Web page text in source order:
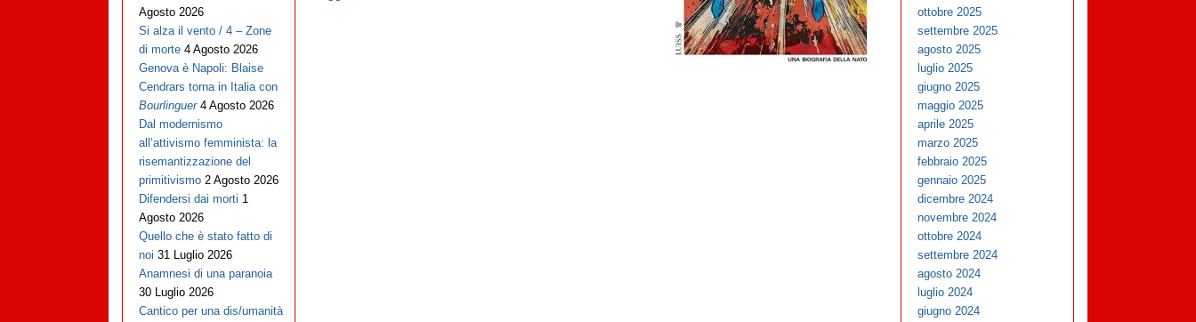
Agosto 2026
Si alza il vento / 4 – Zone
di morte 4 Agosto 2026
Genova è Napoli: Blaise
Cendrars torna in Italia con
Bourlinguer 4 Agosto 2026
Dal modernismo
all’attivismo femminista: la
risemantizzazione del
primitivismo 2 Agosto 2026
Difendersi dai morti 1
Agosto 2026
Quello che è stato fatto di
noi 31 Luglio 2026
Anamnesi di una paranoia
30 Luglio 2026
Cantico per una dis/umanità
ottobre 2025
settembre 2025
agosto 2025
luglio 2025
giugno 2025
maggio 2025
aprile 2025
marzo 2025
febbraio 2025
gennaio 2025
dicembre 2024
novembre 2024
ottobre 2024
settembre 2024
agosto 2024
luglio 2024
giugno 2024